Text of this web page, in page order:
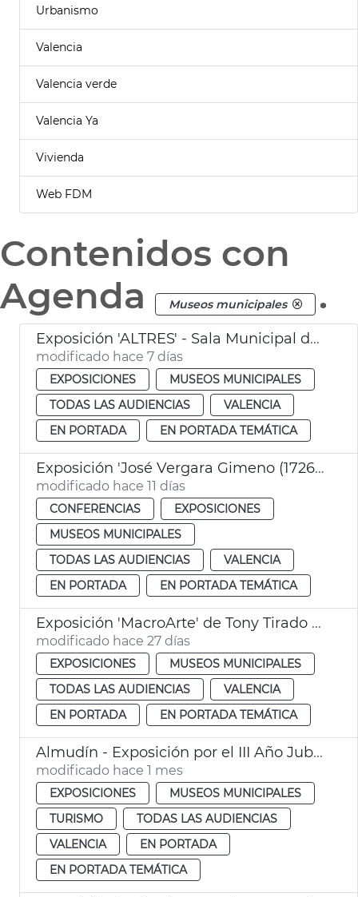
Urbanismo
Valencia
Valencia verde
Valencia Ya
Vivienda
Web FDM
Contenidos con
Agenda
Museos municipales .
Exposición 'ALTRES' - Sala Municipal de Exposiciones
modificado hace 7 días
EXPOSICIONES
MUSEOS MUNICIPALES
TODAS LAS AUDIENCIAS
VALENCIA
EN PORTADA
EN PORTADA TEMÁTICA
Exposición 'José Vergara Gimeno (1726-1799)'
modificado hace 11 días
CONFERENCIAS
EXPOSICIONES
MUSEOS MUNICIPALES
TODAS LAS AUDIENCIAS
VALENCIA
EN PORTADA
EN PORTADA TEMÁTICA
Exposición 'MacroArte' de Tony Tirado - El Paleontològic
modificado hace 27 días
EXPOSICIONES
MUSEOS MUNICIPALES
TODAS LAS AUDIENCIAS
VALENCIA
EN PORTADA
EN PORTADA TEMÁTICA
Almudín - Exposición por el III Año Jubilar del Santo Cáliz
modificado hace 1 mes
EXPOSICIONES
MUSEOS MUNICIPALES
TURISMO
TODAS LAS AUDIENCIAS
VALENCIA
EN PORTADA
EN PORTADA TEMÁTICA